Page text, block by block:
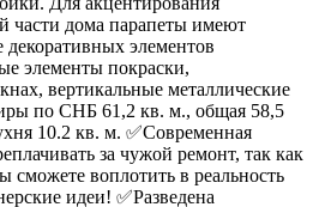
части дома парапеты имеют
декоративных элементов
элементы покраски,
вертикальные металлические
по СНБ 61,2 кв. м., общая 58,5
10.2 кв. м. ✅Современная
за чужой ремонт, так как
сможете воплотить в реальность
идеи! ✅Разведена